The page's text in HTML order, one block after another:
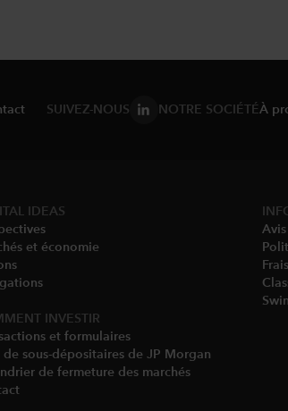
SUIVEZ-NOUS NOTRE SOCIÉTÉÀ
IDEAS
et économie
INVESTIR
et formulaires
de sous-dépositaires de JP Morgan
de fermeture des marchés
Frais